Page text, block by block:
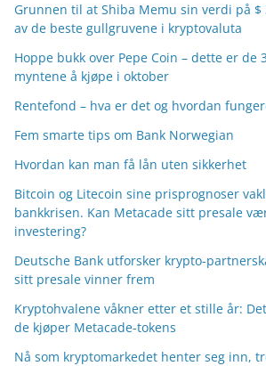
Grunnen til at Shiba Memu sin verdi på
av de beste gullgruvene i kryptovaluta
Hoppe bukk over Pepe Coin – dette er de
myntene å kjøpe i oktober
Rentefond – hva er det og hvordan
Fem smarte tips om Bank Norwegian
Hvordan kan man få lån uten sikkerhet
Bitcoin og Litecoin sine prisprognoser
bankkrisen. Kan Metacade sitt presale
investering?
Deutsche Bank utforsker krypto-
sitt presale vinner frem
Kryptohvalene våkner etter et stille år:
de kjøper Metacade-tokens
Nå som kryptomarkedet henter seg inn,